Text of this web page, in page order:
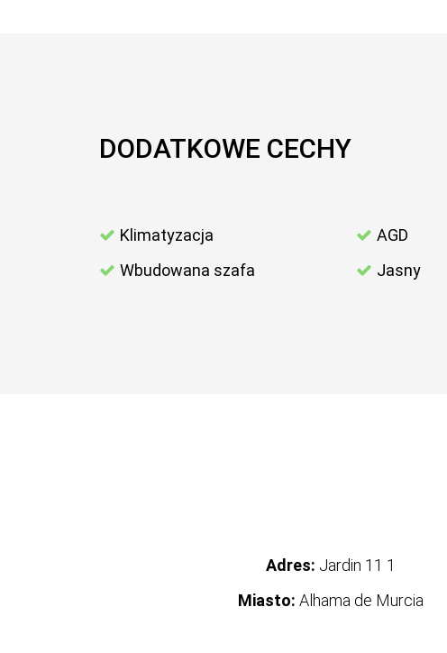
DODATKOWE CECHY
Klimatyzacja
Wbudowana szafa
AGD
Jasny
Adres: Jardin 11 1
Miasto: Alhama de Murcia